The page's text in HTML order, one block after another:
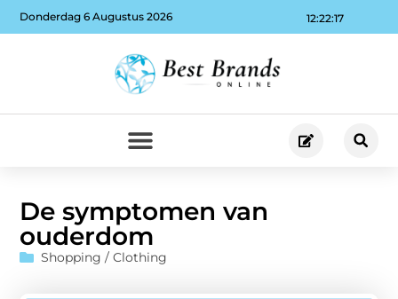
12:22:18
Donderdag 6 Augustus 2026
De symptomen van
ouderdom
Shopping / Clothing